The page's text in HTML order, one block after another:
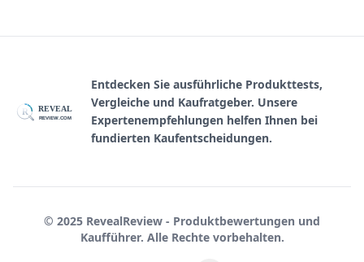
R REVEAL
REVIEW.COM
Entdecken Sie ausführliche Produkttests,
Vergleiche und Kaufratgeber. Unsere
Expertenempfehlungen helfen Ihnen bei
fundierten Kaufentscheidungen.
© 2025 RevealReview - Produktbewertungen und
Kaufführer. Alle Rechte vorbehalten.